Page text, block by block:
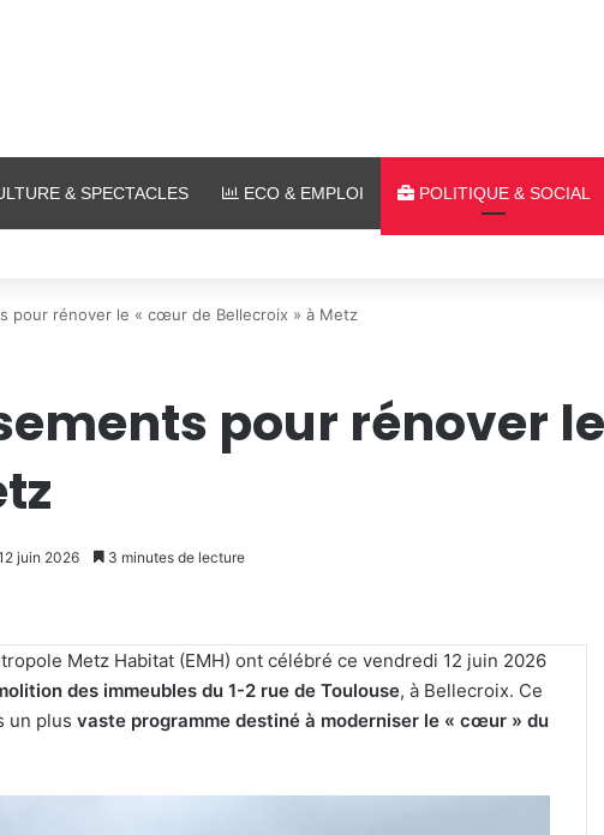
& SPECTACLES ECO & EMPLOI POLITIQUE & SOCIAL
cinéma plein air au Plan d’Eau
pour rénover le « cœur de Bellecroix » à Metz
pour rénover
juin 2026 3 minutes de lecture
Metz Habitat (EMH) ont célébré ce vendredi 12 juin 2026
des immeubles du 1-2 rue de Toulouse, à Bellecroix. Ce
un plus vaste programme destiné à moderniser le « cœur » du